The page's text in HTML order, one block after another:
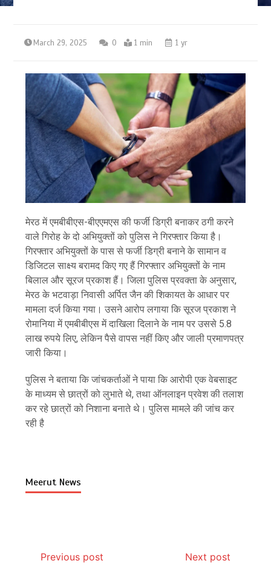
March 29, 2025 0 1 min 1 yr
मेरठ में एमबीबीएस-बीएएमएस की फर्जी डिग्री बनाकर ठगी करने
वाले गिरोह के दो अभियुक्तों को पुलिस ने गिरफ्तार किया है।
गिरफ्तार अभियुक्तों के पास से फर्जी डिग्री बनाने के सामान व
डिजिटल साक्ष्य बरामद किए गए हैं गिरफ्तार अभियुक्तों के नाम
बिलाल और सूरज प्रकाश हैं। जिला पुलिस प्रवक्ता के अनुसार,
मेरठ के भटवाड़ा निवासी अर्पित जैन की शिकायत के आधार पर
मामला दर्ज किया गया। उसने आरोप लगाया कि सूरज प्रकाश ने
रोमानिया में एमबीबीएस में दाखिला दिलाने के नाम पर उससे 5.8
लाख रुपये लिए, लेकिन पैसे वापस नहीं किए और जाली प्रमाणपत्र
जारी किया।
पुलिस ने बताया कि जांचकर्ताओं ने पाया कि आरोपी एक वेबसाइट
के माध्यम से छात्रों को लुभाते थे, तथा ऑनलाइन प्रवेश की तलाश
कर रहे छात्रों को निशाना बनाते थे। पुलिस मामले की जांच कर
रही है
Meerut News
Previous post Next post